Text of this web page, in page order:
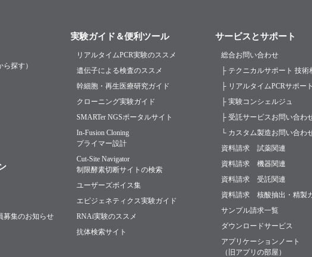
ら探す）
募集のお知らせ
実験ガイド＆便利ツール
リアルタイムPCR実験のススメ
遺伝子による検査のススメ
幹細胞・再生医療研究ガイド
クローニング実験ガイド
SMARTer NGSポータルサイト
In-Fusion Cloning
プライマー設計
Cut-Site Navigator
制限酵素切断サイトの検索
ユーザーズボイス集
エピジェネティクス実験ガイド
RNAi実験のススメ
抗体検索サイト
サービスとサポート
総合お問い合わせ
├ テクニカルサポート 技術
├ リアルタイムPCRサポー
├ 実験コンシェルジュ
├ 受託サービスお問い合わ
└ カスタム製造お問い合わ
資料請求 試薬関連
資料請求 機器関連
資料請求 受託関連
資料請求 核酸抽出・精製
サンプル請求一覧
ダウンロードサービス
アプリケーションノート
（旧アプリの部屋）